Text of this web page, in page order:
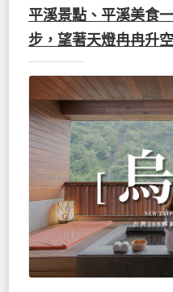
平溪景點、平溪美食
步，望著天燈冉冉升空